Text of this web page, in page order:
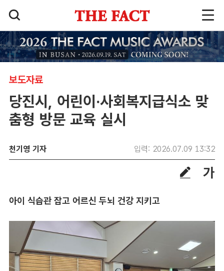
보도자료
당진시, 어린이·사회복지급식소 맞
춤형 방문 교육 실시
천기영 기자 입력: 2026.07.09 13:32
아이 식습관 잡고 어르신 두뇌 건강 지키고